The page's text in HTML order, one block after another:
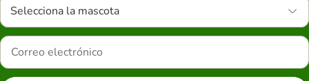
Selecciona la mascota